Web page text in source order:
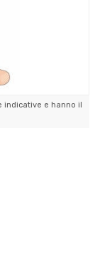
indicative e hanno il